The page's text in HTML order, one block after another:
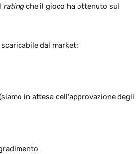
ratingche il gioco ha ottenuto sul
scaricabile dal market:
(siamo in attesa dell'approvazione degli